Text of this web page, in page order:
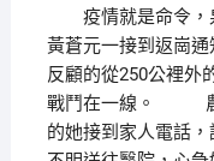
疫情就是命令，
黃蒼元一接到返崗
反顧的從250公裡外
戰鬥在一線。 農
的她接到家人電話